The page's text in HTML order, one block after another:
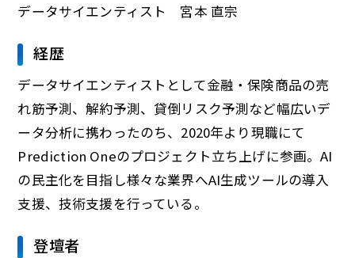
データサイエンティスト 宮本 直宗
経歴
データサイエンティストとして金融・保険商品の売
れ筋予測、解約予測、貸倒リスク予測など幅広いデ
ータ分析に携わったのち、2020年より現職にて
Prediction Oneのプロジェクト立ち上げに参画。AI
の民主化を目指し様々な業界へAI生成ツールの導入
支援、技術支援を行っている。
登壇者